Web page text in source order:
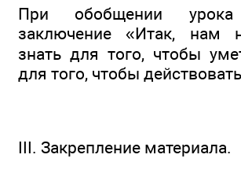
При обобщении урока
заключение «Итак, нам
знать для того, чтобы
для того, чтобы
III. Закрепление материала.